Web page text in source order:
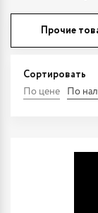
Прочие
Сортировать
По цене По